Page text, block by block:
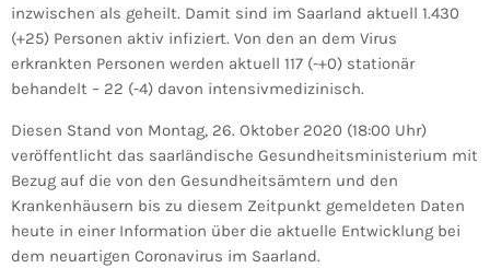
inzwischen als geheilt. Damit sind im Saarland aktuell 1.430
(+25) Personen aktiv infiziert. Von den an dem Virus
erkrankten Personen werden aktuell 117 (-+0) stationär
behandelt – 22 (-4) davon intensivmedizinisch.
Diesen Stand von Montag, 26. Oktober 2020 (18:00 Uhr)
veröffentlicht das saarländische Gesundheitsministerium mit
Bezug auf die von den Gesundheitsämtern und den
Krankenhäusern bis zu diesem Zeitpunkt gemeldeten Daten
heute in einer Information über die aktuelle Entwicklung bei
dem neuartigen Coronavirus im Saarland.